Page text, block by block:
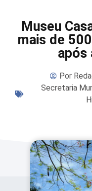
Museu
mais de
após
Por
Secretaria